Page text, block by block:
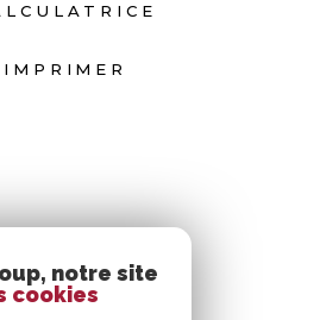
IMPRIMER
notre site
cookies